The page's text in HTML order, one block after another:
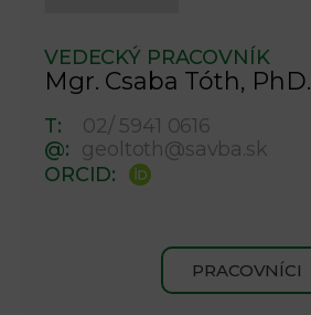
VEDECKÝ PRACOVNÍK
Mgr. Csaba Tóth, PhD.
T:
02/ 5941 0616
@: geoltoth@savba.sk
ORCID:
PRACOVNÍCI